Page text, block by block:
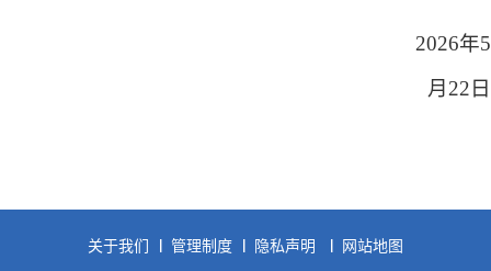
2026年5
月 22日
关于我们 管理制度 隐私声明 网站地图